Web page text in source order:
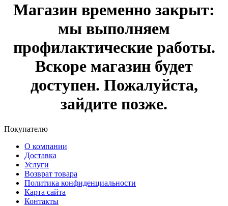
Магазин временно закрыт:
мы выполняем
профилактические работы.
Вскоре магазин будет
доступен. Пожалуйста,
зайдите позже.
Покупателю
О компании
Доставка
Услуги
Возврат товара
Политика конфиденциальности
Карта сайта
Контакты